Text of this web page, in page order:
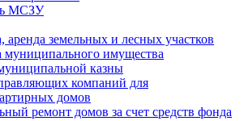
МСЗУ
аренда земельных и лесных участков
имущества
казны
компаний для
домов
ремонт домов за счет средств фонда